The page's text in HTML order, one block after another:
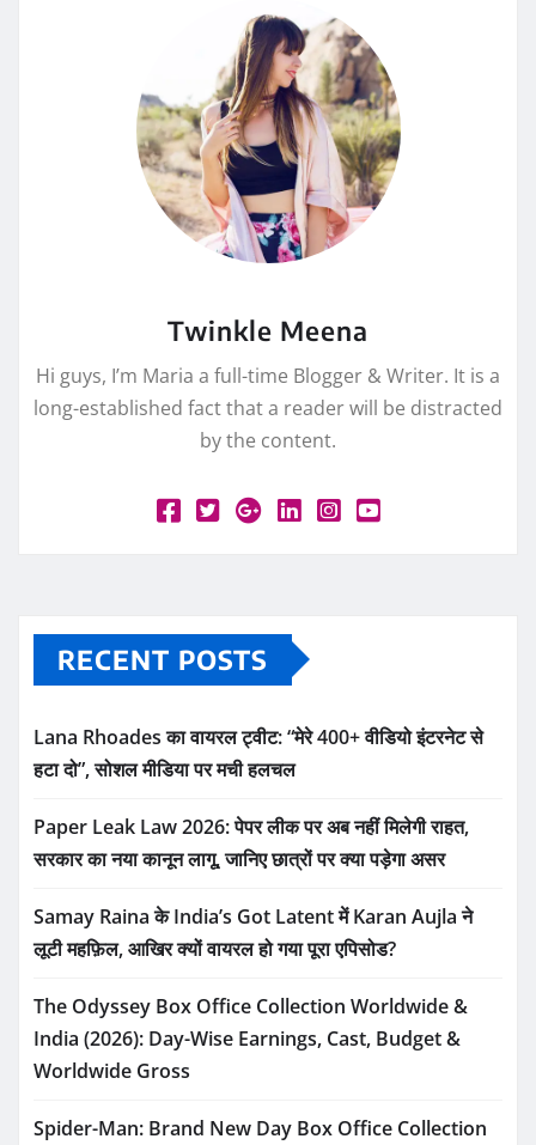
Twinkle Meena
Hi guys, I’m Maria a full-time Blogger & Writer. It is a
long-established fact that a reader will be distracted
by the content.
RECENT POSTS
Lana Rhoades का वायरल ट्वीट: “मेरे 400+ वीडियो इंटरनेट से
हटा दो”, सोशल मीडिया पर मची हलचल
Paper Leak Law 2026: पेपर लीक पर अब नहीं मिलेगी राहत,
सरकार का नया कानून लागू, जानिए छात्रों पर क्या पड़ेगा असर
Samay Raina के India’s Got Latent में Karan Aujla ने
लूटी महफ़िल, आखिर क्यों वायरल हो गया पूरा एपिसोड?
The Odyssey Box Office Collection Worldwide &
India (2026): Day-Wise Earnings, Cast, Budget &
Worldwide Gross
Spider-Man: Brand New Day Box Office Collection